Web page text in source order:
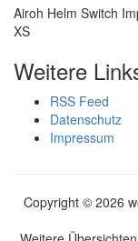
Airoh Helm Switch
XS
Weitere
RSS Feed
Datenschutz
Impressum
Copyright © 2026